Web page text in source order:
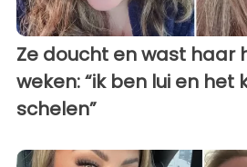
Ze doucht en wast haar
weken: “ik ben lui en het
schelen”